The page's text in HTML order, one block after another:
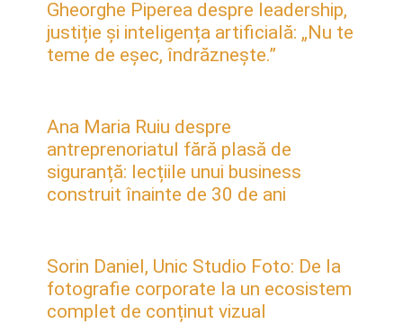
Gheorghe Piperea despre leadership,
justiție și inteligența artificială: „Nu te
teme de eșec, îndrăznește.”
Ana Maria Ruiu despre
antreprenoriatul fără plasă de
siguranță: lecțiile unui business
construit înainte de 30 de ani
Sorin Daniel, Unic Studio Foto: De la
fotografie corporate la un ecosistem
complet de conținut vizual